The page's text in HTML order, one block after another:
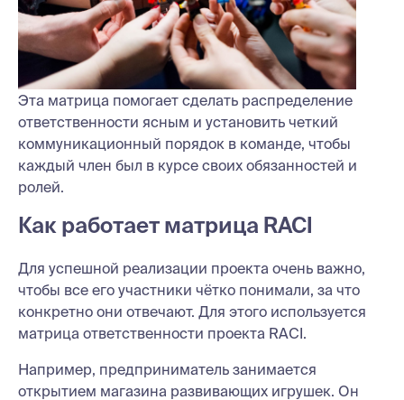
Эта матрица помогает сделать распределение
ответственности ясным и установить четкий
коммуникационный порядок в команде, чтобы
каждый член был в курсе своих обязанностей и
ролей.
Как работает матрица RACI
Для успешной реализации проекта очень важно,
чтобы все его участники чётко понимали, за что
конкретно они отвечают. Для этого используется
матрица ответственности проекта RACI.
Например, предприниматель занимается
открытием магазина развивающих игрушек. Он